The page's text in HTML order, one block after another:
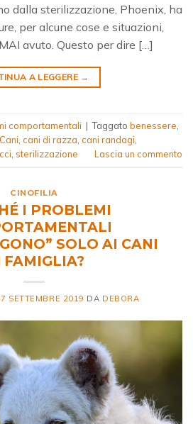
dalla sterilizzazione, Phoenix, ha
per alcune cose e situazioni,
avuto. Questo per dire […]
A LEGGERE →
comportamentali | Taggato benessere,
Cani, cani di razza, cani randagi,
, sterilizzazione Lascia un commento
CINOFILIA
I PROBLEMI
SOLO AI CANI
FAMIGLIA?
SETTEMBRE 2019 DA DEBORA